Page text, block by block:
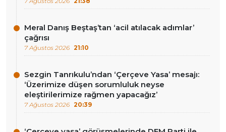
Meral Danış Beştaş’tan ‘acil atılacak adımlar’
çağrısı
7 Ağustos 2026 21:10
Sezgin Tanrıkulu’ndan ‘Çerçeve Yasa’ mesajı:
‘Üzerimize düşen sorumluluk neyse
eleştirilerimize rağmen yapacağız’
7 Ağustos 2026 20:39